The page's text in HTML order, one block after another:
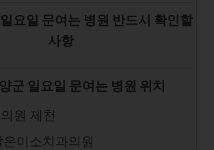
요일 문여는 병원 반드시 확인할
사항
군 일요일 문여는 병원 위치
원 제천
미소치과의원